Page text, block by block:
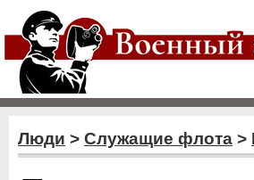
Люди > Служащие флота >